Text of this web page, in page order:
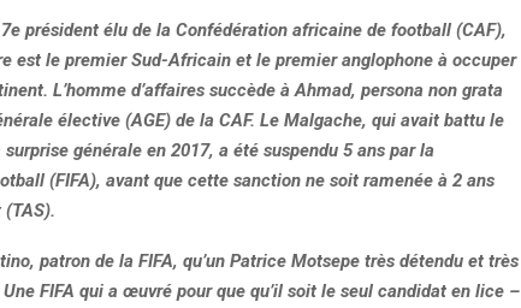
président élu de la Confédération africaine de football (CAF),
est le premier Sud-Africain et le premier anglophone à occuper
L’homme d’affaires succède à Ahmad, persona non grata
élective (AGE) de la CAF. Le Malgache, qui avait battu le
générale en 2017, a été suspendu 5 ans par la
(FIFA), avant que cette sanction ne soit ramenée à 2 ans
patron de la FIFA, qu’un Patrice Motsepe très détendu et très
FIFA qui a œuvré pour que qu’il soit le seul candidat en lice –